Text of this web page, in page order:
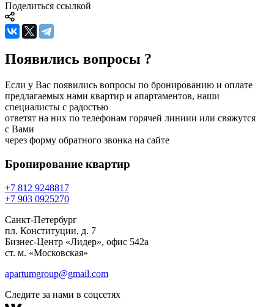
Поделиться ссылкой
Появились вопросы ?
Если у Вас появились вопросы по бронированию и оплате
предлагаемых нами квартир и апартаментов, наши
специалисты с радостью
ответят на них по телефонам горячей линиии или свяжутся
с Вами
через форму обратного звонка на сайте
Бронирование квартир
+7 812 9248817
+7 903 0925270
Санкт-Петербург
пл. Конституции, д. 7
Бизнес-Центр «Лидер», офис 542a
ст. м. «Московская»
apartumgroup@gmail.com
Следите за нами в соцсетях